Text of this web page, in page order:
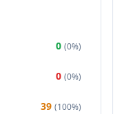
0 (0%)
0 (0%)
39 (100%)